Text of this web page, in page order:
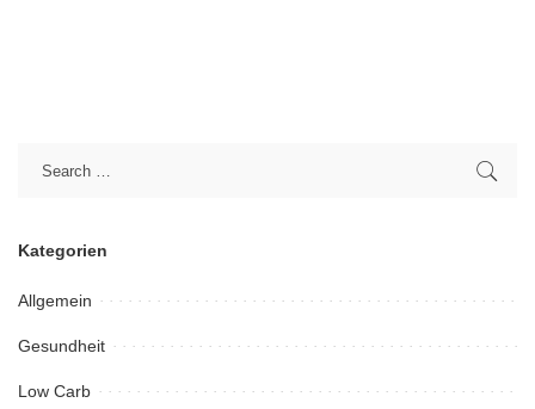
Kategorien
Allgemein
Gesundheit
Low Carb